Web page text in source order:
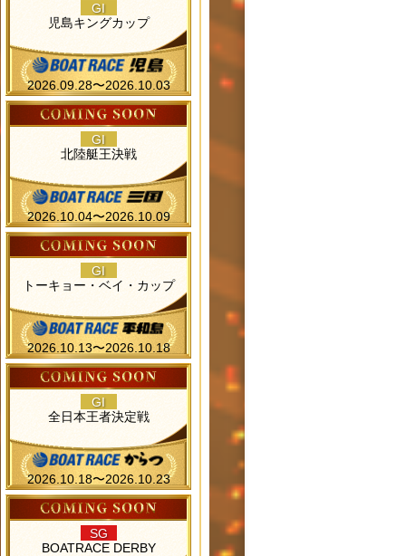
GI
児島キングカップ
2026.09.28〜2026.10.03
GI
北陸艇王決戦
2026.10.04〜2026.10.09
GI
トーキョー・ベイ・カップ
2026.10.13〜2026.10.18
GI
全日本王者決定戦
2026.10.18〜2026.10.23
SG
BOATRACE DERBY